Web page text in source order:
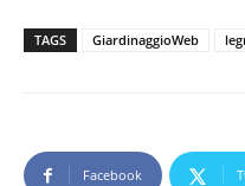
TAGS GiardinaggioWeb
Facebook